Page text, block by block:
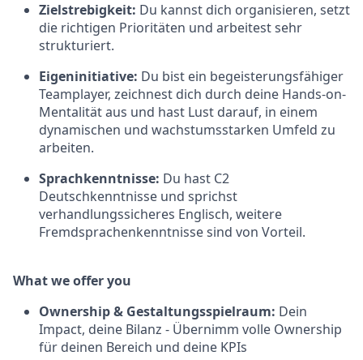
Zielstrebigkeit: Du kannst dich organisieren, setzt
die richtigen Prioritäten und arbeitest sehr
strukturiert.
Eigeninitiative: Du bist ein begeisterungsfähiger
Teamplayer, zeichnest dich durch deine Hands-on-
Mentalität aus und hast Lust darauf, in einem
dynamischen und wachstumsstarken Umfeld zu
arbeiten.
Sprachkenntnisse: Du hast C2
Deutschkenntnisse und sprichst
verhandlungssicheres Englisch, weitere
Fremdsprachenkenntnisse sind von Vorteil.
What we offer you
Ownership & Gestaltungsspielraum: Dein
Impact, deine Bilanz - Übernimm volle Ownership
für deinen Bereich und deine KPIs